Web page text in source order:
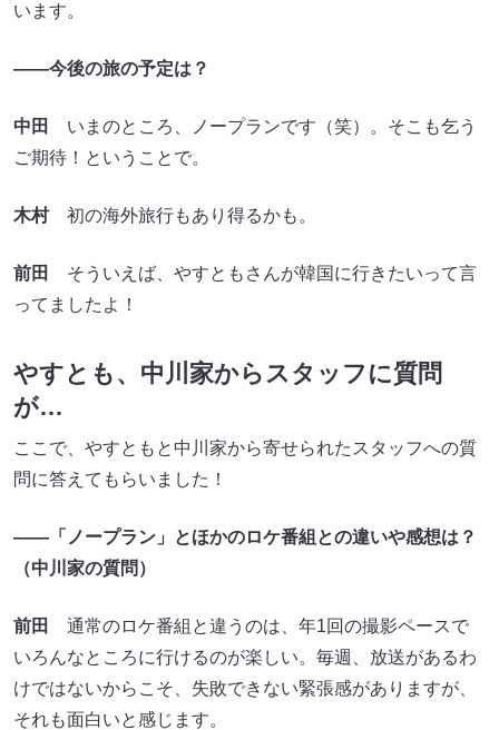
います。
――今後の旅の予定は？
中田
いまのところ、ノープランです（笑）。そこも乞う
ご期待！ということで。
木村初の海外旅行もあり得るかも。
前田
そういえば、やすともさんが韓国に行きたいって言
ってましたよ！
やすとも、中川家からスタッフに質問
が…
ここで、やすともと中川家から寄せられたスタッフへの質
問に答えてもらいました！
――「ノープラン」とほかのロケ番組との違いや感想は？
（中川家の質問）
前田
通常のロケ番組と違うのは、年1回の撮影ペースで
いろんなところに行けるのが楽しい。毎週、放送があるわ
けではないからこそ、失敗できない緊張感がありますが、
それも面白いと感じます。